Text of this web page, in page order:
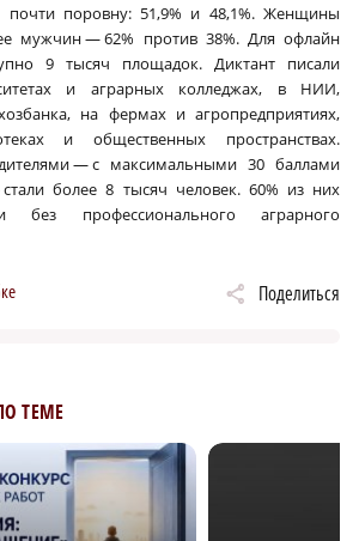
почти поровну: 51,9% и 48,1%. Женщины
мужчин — 62% против 38%. Для офлайн
9 тысяч площадок. Диктант писали
и аграрных колледжах, в НИИ,
на фермах и агропредприятиях,
и общественных пространствах.
— с максимальными 30 баллами
более 8 тысяч человек. 60% из них
без профессионального аграрного
Поделиться
ТЕМЕ